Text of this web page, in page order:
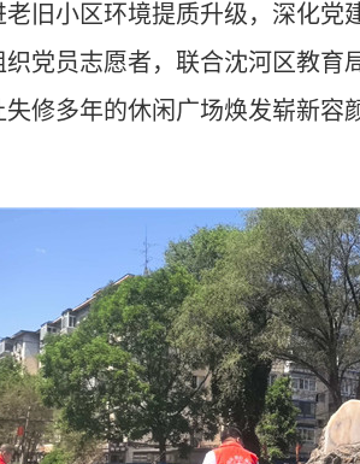
小区环境提质升级，深化党
党员志愿者，联合沈河区教
修多年的休闲广场焕发崭新容